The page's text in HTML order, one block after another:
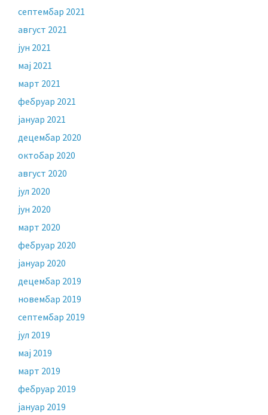
септембар 2021
август 2021
јун 2021
мај 2021
март 2021
фебруар 2021
јануар 2021
децембар 2020
октобар 2020
август 2020
јул 2020
јун 2020
март 2020
фебруар 2020
јануар 2020
децембар 2019
новембар 2019
септембар 2019
јул 2019
мај 2019
март 2019
фебруар 2019
јануар 2019